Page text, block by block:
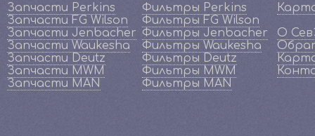
Запчасти Perkins
Запчасти FG Wilson
Запчасти Jenbacher
Запчасти Waukesha
Запчасти Deutz
Запчасти MWM
Запчасти MAN
Фильтры Perkins
Фильтры FG Wilson
Фильтры Jenbacher
Фильтры Waukesha
Фильтры Deutz
Фильтры MWM
Фильтры MAN
О